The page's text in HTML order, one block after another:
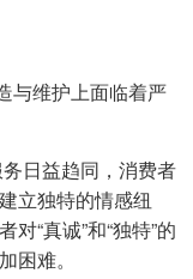
与维护上面临着严
日益趋同，消费者
立独特的情感纽
“真诚”和“独特”的
困难。